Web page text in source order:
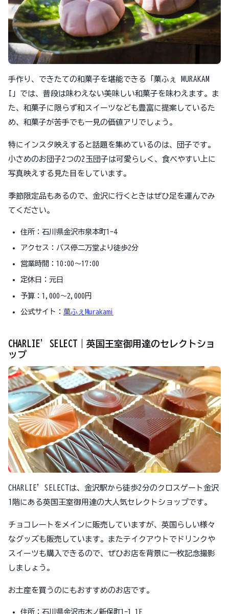
手作り、できたての和菓子を堪能できる「菓ふぇ MURAKAM
I」では、普段は味わえない美味しい和菓子を味わえます。ま
た、和菓子に限らず和スイーツなども豊富に提案しているた
め、和菓子が苦手でも一見の価値アリでしょう。
特にインスタ映えすると話題を集めているのは、団子です。
小さめのお団子2つの2玉団子は可愛らしく、食べやすい上に
写真映えする見た目をしています。
季節限定品もあるので、金沢に行くときはぜひ足を運んでみ
てください。
住所：石川県金沢市泉本町1-4
アクセス：バス停二万堂より徒歩2分
営業時間：10:00〜17:00
定休日：元日
予算：1,000～2,000円
公式サイト： 菓ふぇMurakami
CHARLIE’SELECT｜英国王室御用達のセレクトショ
ップ
CHARLIE’SELECTは、金沢駅から徒歩2分のクロスゲート金沢
1階にある英国王室御用達の大人気セレクトショップです。
チョコレートをメインに販売していますが、英国らしい様々
なグッズも販売しています。またテイクアウトでドリンクや
スイーツも購入できるので、ぜひお店を背景に一枚記念撮影
しましょう。
お土産を買うのにもおすすめのお店です。
住所：石川県金沢市木ノ新保町1-1 1F